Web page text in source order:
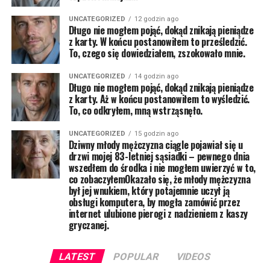
UNCATEGORIZED 12 godzin ago
Długo nie mogłem pojąć, dokąd znikają pieniądze
z karty. W końcu postanowiłem to prześledzić.
To, czego się dowiedziałem, zszokowało mnie.
UNCATEGORIZED 14 godzin ago
Długo nie mogłem pojąć, dokąd znikają pieniądze
z karty. Aż w końcu postanowiłem to wyśledzić.
To, co odkryłem, mną wstrząsnęło.
UNCATEGORIZED 15 godzin ago
Dziwny młody mężczyzna ciągle pojawiał się u
drzwi mojej 83-letniej sąsiadki – pewnego dnia
wszedłem do środka i nie mogłem uwierzyć w to,
co zobaczyłemOkazało się, że młody mężczyzna
był jej wnukiem, który potajemnie uczył ją
obsługi komputera, by mogła zamówić przez
internet ulubione pierogi z nadzieniem z kaszy
gryczanej.
LATEST POPULAR VIDEOS